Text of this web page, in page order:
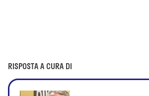
RISPOSTA A CURA DI